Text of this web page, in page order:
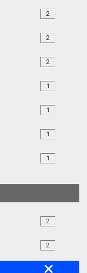
2
2
2
1
1
1
1
2
2